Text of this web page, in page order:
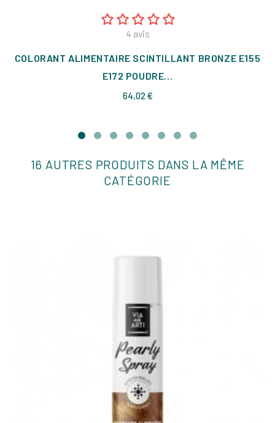
4 avis
COLORANT ALIMENTAIRE SCINTILLANT BRONZE E155
E172 POUDRE...
64,02 €Prix
16 AUTRES PRODUITS DANS LA MÊME
CATÉGORIE